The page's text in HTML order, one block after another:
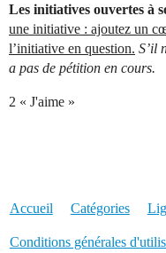
Les initiatives ouvertes à
une initiative : ajoutez un
l’initiative en question. S’il
a pas de pétition en cours.
2 « J'aime »
Accueil Catégories
Conditions générales